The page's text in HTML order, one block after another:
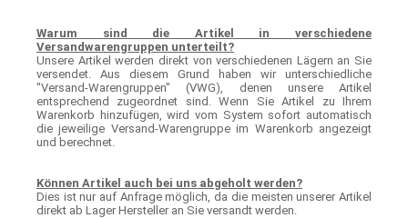
Warum sind die Artikel in verschiedene
Versandwarengruppen unterteilt?
Unsere Artikel werden direkt von verschiedenen Lägern an Sie
versendet. Aus diesem Grund haben wir unterschiedliche
"Versand-Warengruppen" (VWG), denen unsere Artikel
entsprechend zugeordnet sind. Wenn Sie Artikel zu Ihrem
Warenkorb hinzufügen, wird vom System sofort automatisch
die jeweilige Versand-Warengruppe im Warenkorb angezeigt
und berechnet.
Können Artikel auch bei uns abgeholt werden?
Dies ist nur auf Anfrage möglich, da die meisten unserer Artikel
direkt ab Lager Hersteller an Sie versandt werden.